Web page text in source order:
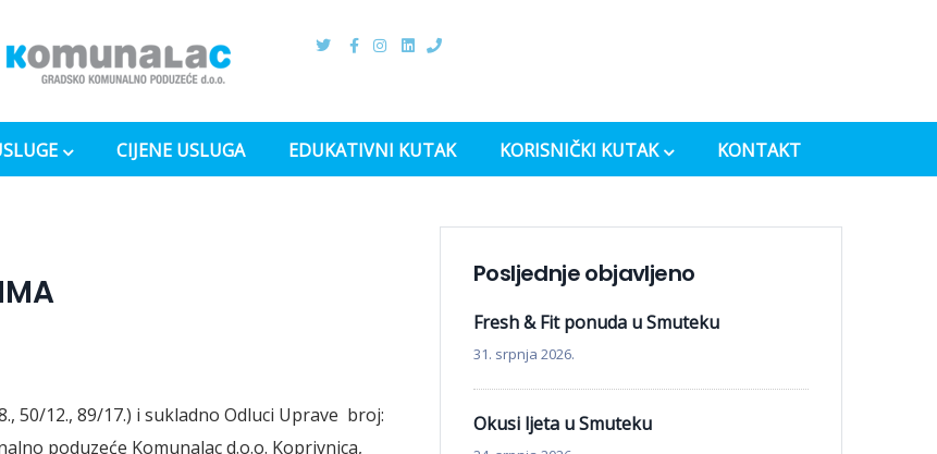
CIJENE USLUGA EDUKATIVNI KUTAK KORISNIČKI KUTAK KONTAKT
50/12., 89/17.) i sukladno Odluci Uprave broj:
poduzeće Komunalac d.o.o. Koprivnica,
Posljednje objavljeno
Fresh & Fit ponuda u Smuteku
31. srpnja 2026.
Okusi ljeta u Smuteku